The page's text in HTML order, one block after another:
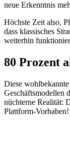
neue Erkenntnis
Höchste Zeit also,
dass klassisches
weiterhin
80 Prozent
Diese
Geschäftsmodellen
nüchterne Realität:
Plattform-Vorhaben!